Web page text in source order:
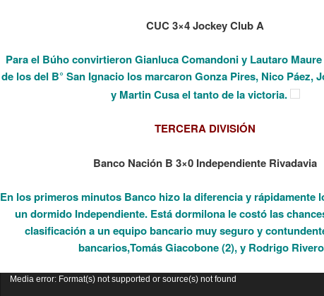
CUC 3×4 Jockey Club A
Para el Búho convirtieron Gianluca Comandoni y Lautaro
de los del B° San Ignacio los marcaron Gonza Pires, Nico Páez,
y Martin Cusa el tanto de la victoria.
TERCERA DIVISIÓN
Banco Nación B 3×0 Independiente Rivadavia
En los primeros minutos Banco hizo la diferencia y rápidamente
un dormido Independiente. Está dormilona le costó las
clasificación a un equipo bancario muy seguro y
bancarios,Tomás Giacobone (2), y Rodrigo
Reproductor
Media error: Format(s) not supported or source(s) not found